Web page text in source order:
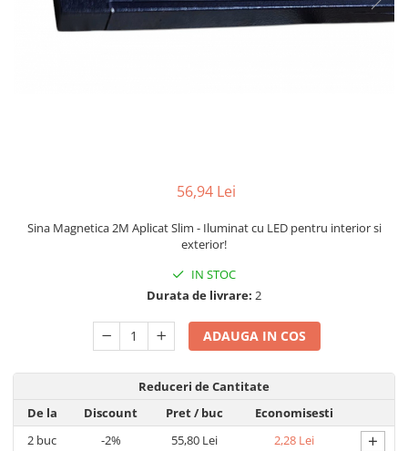
Lampi solare
exterior
Lampi emergente
Lustre
56,94 Lei
Sina Magnetica 2M Aplicat Slim - Iluminat cu LED pentru interior si
exterior!
IN STOC
Durata de livrare: 2
ADAUGA IN COS
Reduceri de Cantitate
De la
Discount Pret/ buc
Economisesti
2 buc -2% 55,80 Lei 2,28 Lei +